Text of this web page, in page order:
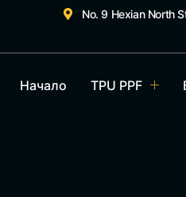
No. 9 Hexian North
Начало TPU PPF